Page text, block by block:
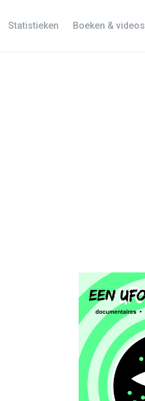
Statistieken Boeken & videos